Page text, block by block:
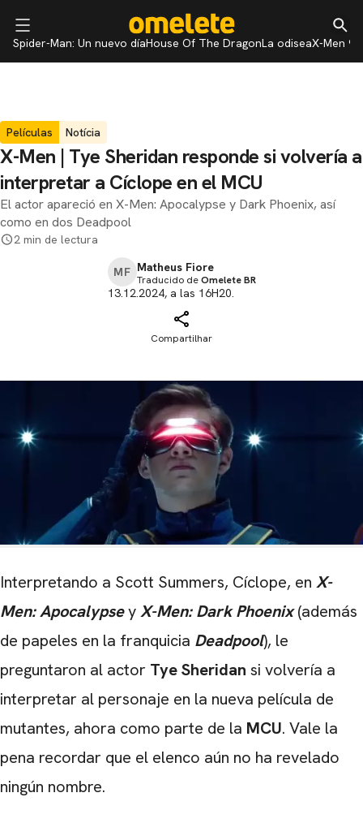
Spider-Man: Un nuevo díaHouse Of The DragonLa odiseaX-Men 97
Películas Notícia
X-Men | Tye Sheridan responde si volvería a
interpretar a Cíclope en el MCU
El actor apareció en X-Men: Apocalypse y Dark Phoenix, así
como en dos Deadpool
2 min de lectura
MF Matheus Fiore
Traducido deOmelete BR
13.12.2024, a las 16H20.
Compartilhar
Interpretando a Scott Summers, Cíclope, en X-
Men: ApocalypseyX-Men: Dark Phoenix(además
de papeles en la franquicia Deadpool), le
preguntaron al actor Tye Sheridan si volvería a
interpretar al personaje en la nueva película de
mutantes, ahora como parte de la MCU. Vale la
pena recordar que el elenco aún no ha revelado
ningún nombre.